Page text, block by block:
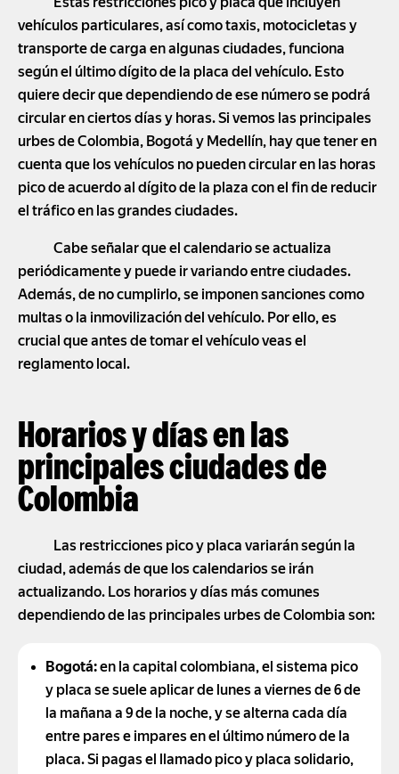
Estas restricciones pico y placa que incluyen
vehículos particulares, así como taxis, motocicletas y
transporte de carga en algunas ciudades, funciona
según el último dígito de la placa del vehículo. Esto
quiere decir que dependiendo de ese número se podrá
circular en ciertos días y horas. Si vemos las principales
urbes de Colombia, Bogotá y Medellín, hay que tener en
cuenta que los vehículos no pueden circular en las horas
pico de acuerdo al dígito de la plaza con el fin de reducir
el tráfico en las grandes ciudades.
Cabe señalar que el calendario se actualiza
periódicamente y puede ir variando entre ciudades.
Además, de no cumplirlo, se imponen sanciones como
multas o la inmovilización del vehículo. Por ello, es
crucial que antes de tomar el vehículo veas el
reglamento local.
Horarios y días en las
principales ciudades de
Colombia
Las restricciones pico y placa variarán según la
ciudad, además de que los calendarios se irán
actualizando. Los horarios y días más comunes
dependiendo de las principales urbes de Colombia son:
Bogotá:en la capital colombiana, el sistema pico
y placa se suele aplicar de lunes a viernes de 6 de
la mañana a 9 de la noche, y se alterna cada día
entre pares e impares en el último número de la
placa. Si pagas el llamado pico y placa solidario,